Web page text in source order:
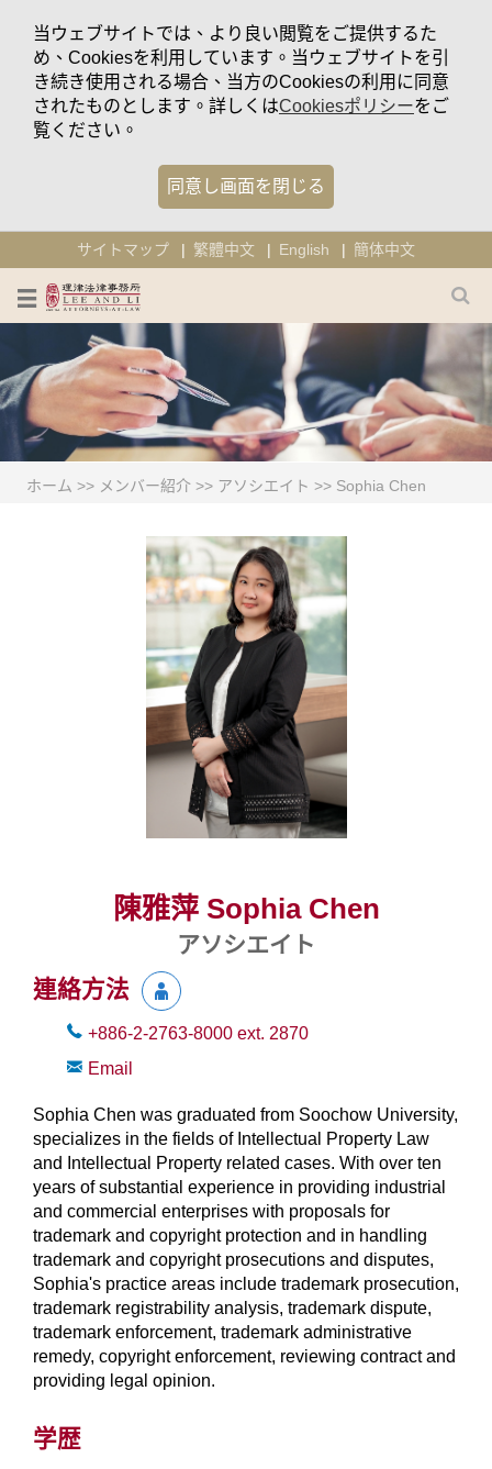
当ウェブサイトでは、より良い閲覧をご提供するた
め、Cookiesを利用しています。当ウェブサイトを引
き続き使用される場合、当方のCookiesの利用に同意
されたものとします。詳しくはCookiesポリシーをご
覧ください。
同意し画面を閉じる
サイトマップ 繁體中文 English 簡体中文
ホーム >> メンバー紹介 >> アソシエイト >> Sophia Chen
陳雅萍 Sophia Chen
アソシエイト
連絡方法
+886-2-2763-8000 ext. 2870
Email
Sophia Chen was graduated from Soochow University,
specializes in the fields of Intellectual Property Law
and Intellectual Property related cases. With over ten
years of substantial experience in providing industrial
and commercial enterprises with proposals for
trademark and copyright protection and in handling
trademark and copyright prosecutions and disputes,
Sophia's practice areas include trademark prosecution,
trademark registrability analysis, trademark dispute,
trademark enforcement, trademark administrative
remedy, copyright enforcement, reviewing contract and
providing legal opinion.
学歴